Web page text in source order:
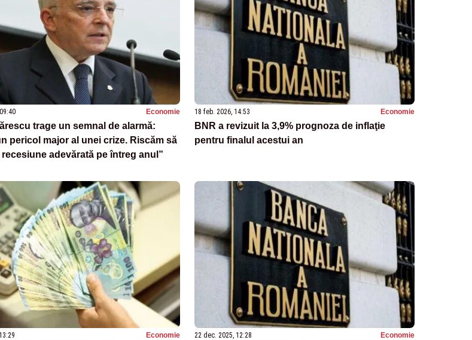
Economie
trage un semnal de alarmă:
pericol major al unei crize. Riscăm să
adevărată pe întreg anul”
18 feb. 2026, 14:53 Economie
BNR a revizuit la 3,9% prognoza de inflaţie
pentru finalul acestui an
Economie 22 dec. 2025, 12:28 Economie